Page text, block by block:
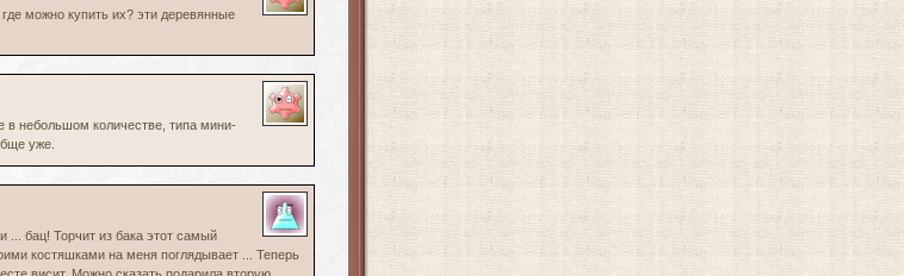
можно купить их? эти деревянные
в небольшом количестве, типа мини-
уже.
... бац! Торчит из бака этот самый
костяшками на меня поглядывает ... Теперь